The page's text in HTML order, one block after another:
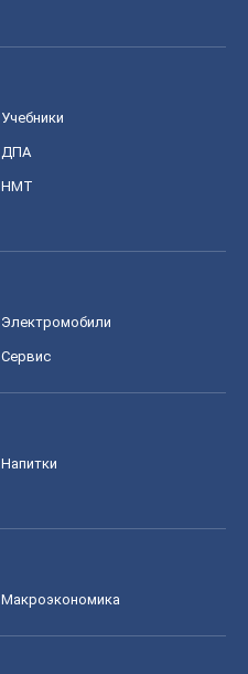
Учебники
ДПА
НМТ
Электромобили
Сервис
Напитки
Mакроэкономика